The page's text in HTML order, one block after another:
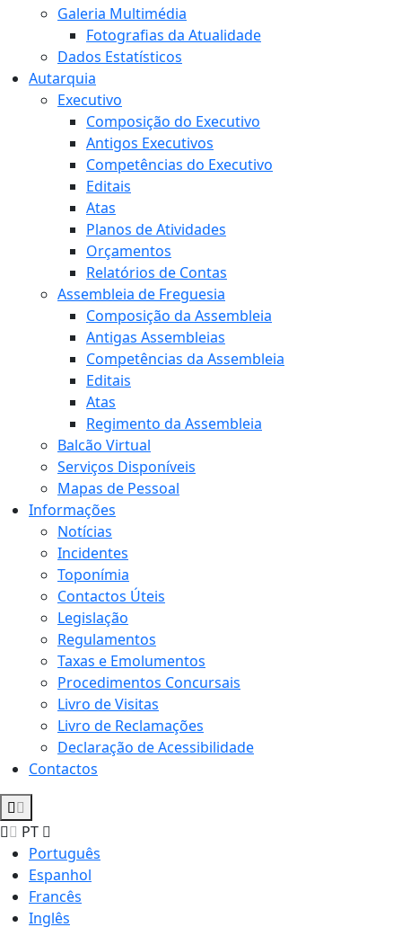
Galeria Multimédia
Fotografias da Atualidade
Dados Estatísticos
Autarquia
Executivo
Composição do Executivo
Antigos Executivos
Competências do Executivo
Editais
Atas
Planos de Atividades
Orçamentos
Relatórios de Contas
Assembleia de Freguesia
Composição da Assembleia
Antigas Assembleias
Competências da Assembleia
Editais
Atas
Regimento da Assembleia
Balcão Virtual
Serviços Disponíveis
Mapas de Pessoal
Informações
Notícias
Incidentes
Toponímia
Contactos Úteis
Legislação
Regulamentos
Taxas e Emolumentos
Procedimentos Concursais
Livro de Visitas
Livro de Reclamações
Declaração de Acessibilidade
Contactos
PT
Português
Espanhol
Francês
Inglês